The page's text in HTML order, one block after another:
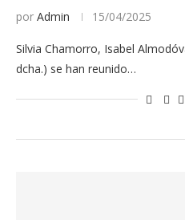
por Admin 15/04/2025
Silvia Chamorro, Isabel
dcha.) se han reunido…